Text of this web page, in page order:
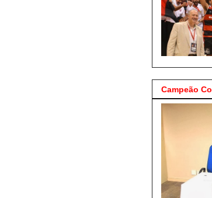
Campeão